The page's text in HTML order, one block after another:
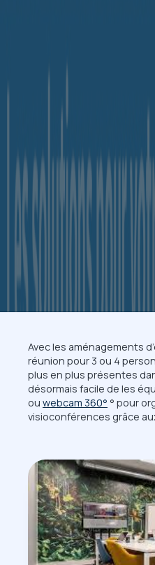
Avec les aménagements
réunion pour 3 ou 4
plus en plus présentes
désormais facile de les
ou webcam 360° ° pour
visioconférences grâce